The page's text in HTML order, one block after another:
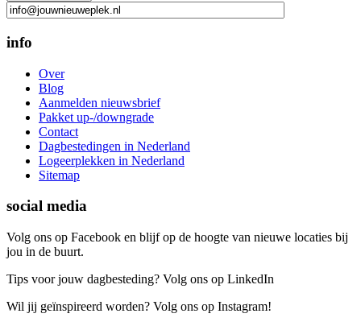
info
Over
Blog
Aanmelden nieuwsbrief
Pakket up-/downgrade
Contact
Dagbestedingen in Nederland
Logeerplekken in Nederland
Sitemap
social media
Volg ons op Facebook en blijf op de hoogte van nieuwe locaties bij
jou in de buurt.
Tips voor jouw dagbesteding? Volg ons op LinkedIn
Wil jij geïnspireerd worden? Volg ons op Instagram!